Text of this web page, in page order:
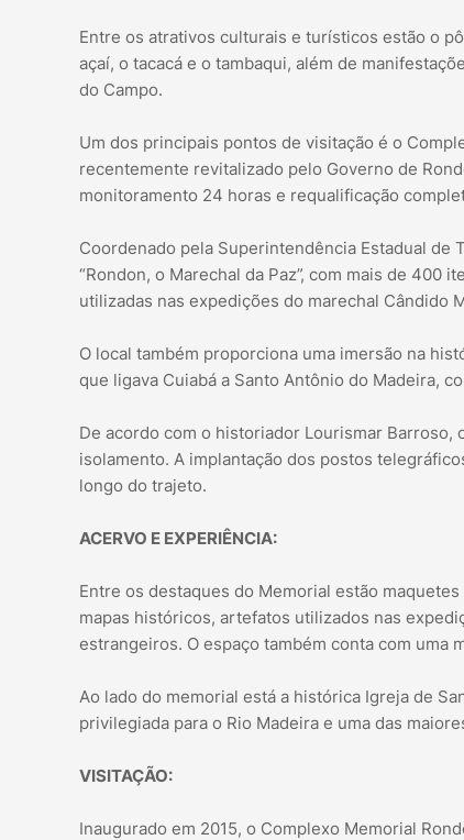
Entre os atrativos culturais e turísticos estão o
açaí, o tacacá e o tambaqui, além de
do Campo.
Um dos principais pontos de visitação é o
recentemente revitalizado pelo Governo de
monitoramento 24 horas e requalificação
Coordenado pela Superintendência Estadual de
“Rondon, o Marechal da Paz”, com mais de
utilizadas nas expedições do marechal Cândido
O local também proporciona uma imersão na
que ligava Cuiabá a Santo Antônio do Madeira,
De acordo com o historiador Lourismar
isolamento. A implantação dos postos
longo do trajeto.
ACERVO E EXPERIÊNCIA:
Entre os destaques do Memorial estão
mapas históricos, artefatos utilizados nas
estrangeiros. O espaço também conta com uma
Ao lado do memorial está a histórica Igreja de
privilegiada para o Rio Madeira e uma das
VISITAÇÃO:
Inaugurado em 2015, o Complexo Memorial